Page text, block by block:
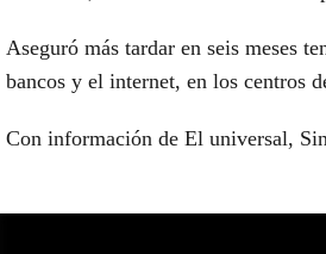
Aseguró más tardar en seis meses
bancos y el internet, en los centros
Con información de El universal,